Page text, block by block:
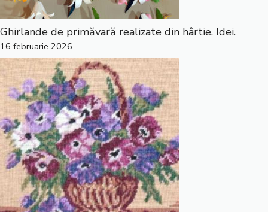
Ghirlande de primăvară realizate din hârtie. Idei.
16 februarie 2026